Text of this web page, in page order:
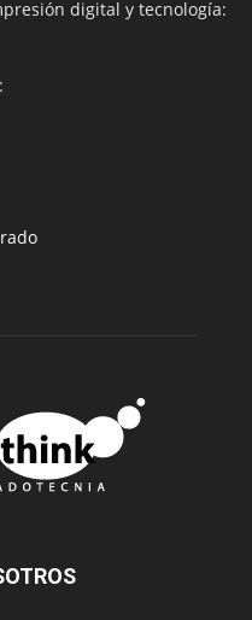
digital y tecnología: